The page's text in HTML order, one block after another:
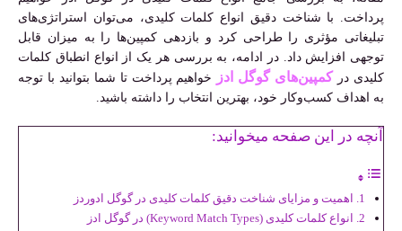
پرداخت. با شناخت دقیق انواع کلمات کلیدی، می‌توان استراتژی‌های
تبلیغاتی مؤثری را طراحی کرد و بازدهی کمپین‌ها را به میزان قابل
توجهی افزایش داد. در ادامه، به بررسی هر یک از انواع انطباق کلمات
کلیدی در کمپین‌های گوگل ادز
خواهیم پرداخت تا شما بتوانید با توجه
به اهداف کسب‌وکار خود، بهترین انتخاب را داشته باشید.
آنچه در این صفحه میخوانید:
اهمیت و مزایای شناخت دقیق کلمات کلیدی در گوگل ادوردز
انواع کلمات کلیدی (Keyword Match Types) در گوگل ادز